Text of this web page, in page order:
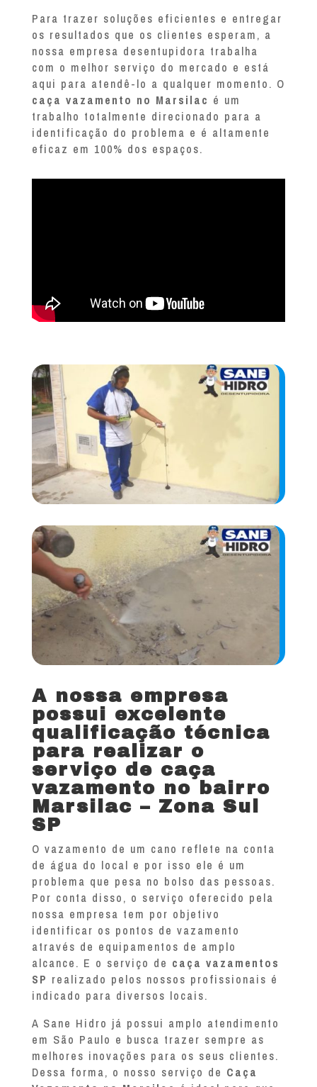
Para trazer soluções eficientes e entregar
os resultados que os clientes esperam, a
nossa empresa desentupidora trabalha
com o melhor serviço do mercado e está
aqui para atendê-lo a qualquer momento. O
caça vazamento no Marsilac é um
trabalho totalmente direcionado para a
identificação do problema e é altamente
eficaz em 100% dos espaços.
A nossa empresa
possui excelente
qualificação técnica
para realizar o
serviço de caça
vazamento no bairro
Marsilac – Zona Sul
SP
O vazamento de um cano reflete na conta
de água do local e por isso ele é um
problema que pesa no bolso das pessoas.
Por conta disso, o serviço oferecido pela
nossa empresa tem por objetivo
identificar os pontos de vazamento
através de equipamentos de amplo
alcance. E o serviço de caça vazamentos
SP realizado pelos nossos profissionais é
indicado para diversos locais.
A Sane Hidro já possui amplo atendimento
em São Paulo e busca trazer sempre as
melhores inovações para os seus clientes.
Dessa forma, o nosso serviço de Caça